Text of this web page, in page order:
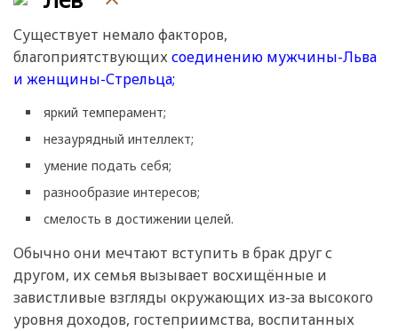
Существует немало факторов,
благоприятствующихсоединению мужчины-Льва
и женщины-Стрельца;
яркий темперамент;
незаурядный интеллект;
умение подать себя;
разнообразие интересов;
смелость в достижении целей.
Обычно они мечтают вступить в брак друг с
другом, их семья вызывает восхищённые и
завистливые взгляды окружающих из-за высокого
уровня доходов, гостеприимства, воспитанных